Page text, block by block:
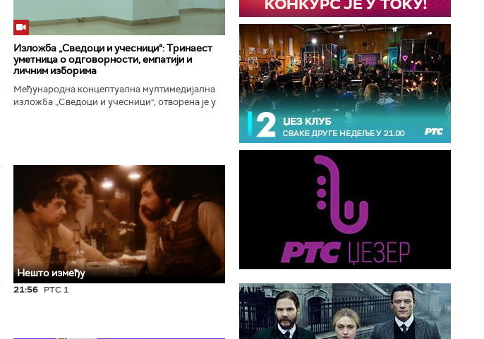
Изложба „Сведоци и учесници“: Тринаест
уметница о одговорности, емпатији и
личним изборима
Међународна концептуална мултимедијална
изложба „Сведоци и учесници", отворена је у
Нешто између
21:56 РТС 1